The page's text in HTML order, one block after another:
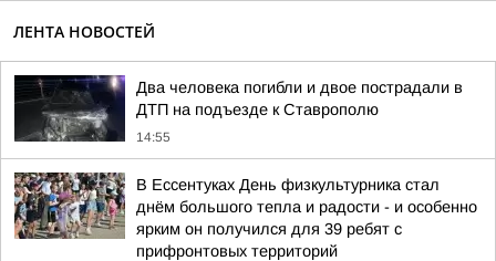
ЛЕНТА НОВОСТЕЙ
Два человека погибли и двое пострадали в
ДТП на подъезде к Ставрополю
14:55
В Ессентуках День физкультурника стал
днём большого тепла и радости - и особенно
ярким он получился для 39 ребят с
прифронтовых территорий